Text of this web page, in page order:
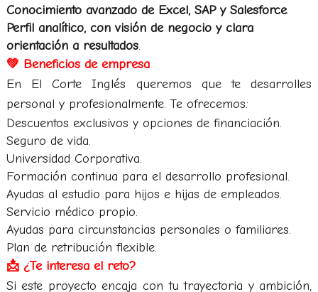
Conocimiento avanzado de Excel, SAP y Salesforce.
Perfil analítico, con visión de negocio y clara
orientación a resultados.
💚 Beneficios de empresa
En El Corte Inglés queremos que te desarrolles
personal y profesionalmente. Te ofrecemos:
Descuentos exclusivos y opciones de financiación.
Seguro de vida.
Universidad Corporativa.
Formación continua para el desarrollo profesional.
Ayudas al estudio para hijos e hijas de empleados.
Servicio médico propio.
Ayudas para circunstancias personales o familiares.
Plan de retribución flexible.
📩 ¿Te interesa el reto?
Si este proyecto encaja con tu trayectoria y ambición,